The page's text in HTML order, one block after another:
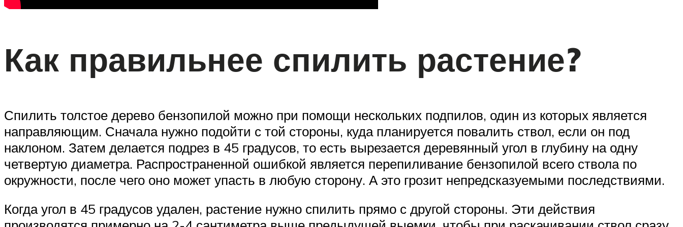
Как правильнее спилить растение?
Спилить толстое дерево бензопилой можно при помощи нескольких подпилов, один из которых является
направляющим. Сначала нужно подойти с той стороны, куда планируется повалить ствол, если он под
наклоном. Затем делается подрез в 45 градусов, то есть вырезается деревянный угол в глубину на одну
четвертую диаметра. Распространенной ошибкой является перепиливание бензопилой всего ствола по
окружности, после чего оно может упасть в любую сторону. А это грозит непредсказуемыми последствиями.
Когда угол в 45 градусов удален, растение нужно спилить прямо с другой стороны. Эти действия